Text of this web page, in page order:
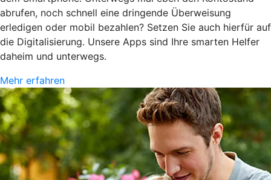
abrufen, noch schnell eine dringende Überweisung
erledigen oder mobil bezahlen? Setzen Sie auch hierfür auf
die Digitalisierung. Unsere Apps sind Ihre smarten Helfer
daheim und unterwegs.
Mehr erfahren